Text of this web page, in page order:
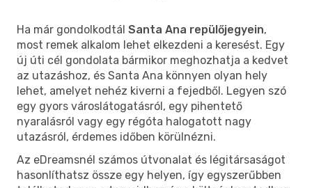
Ha már gondolkodtál Santa Ana repülőjegyein,
most remek alkalom lehet elkezdeni a keresést. Egy
új úti cél gondolata bármikor meghozhatja a kedvet
az utazáshoz, és Santa Ana könnyen olyan hely
lehet, amelyet nehéz kiverni a fejedből. Legyen szó
egy gyors városlátogatásról, egy pihentető
nyaralásról vagy egy régóta halogatott nagy
utazásról, érdemes időben körülnézni.
Az eDreamsnél számos útvonalat és légitársaságot
hasonlíthatsz össze egy helyen, így egyszerűbben